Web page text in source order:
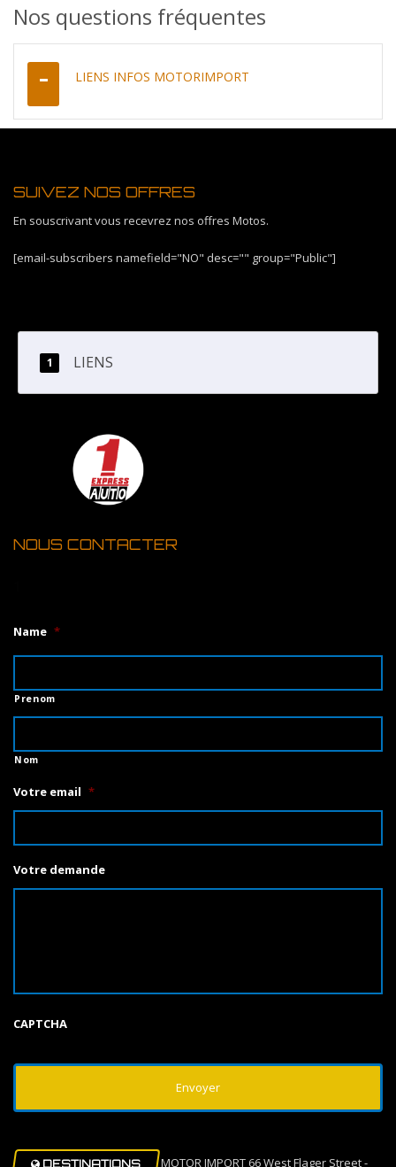
Nos questions fréquentes
LIENS INFOS MOTORIMPORT
SUIVEZ NOS OFFRES
En souscrivant vous recevrez nos offres Motos.
[email-subscribers namefield="NO" desc="" group="Public"]
LIENS
NOUS CONTACTER
Name *
Prenom
Nom
Votre email *
Votre demande
CAPTCHA
DESTINATIONS MOTOR IMPORT 66 West Flager Street -